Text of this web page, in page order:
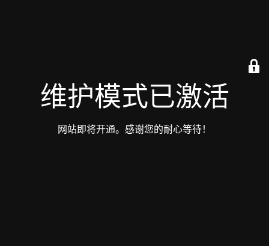
维护模式已激活
网站即将开通。感谢您的耐心等待！